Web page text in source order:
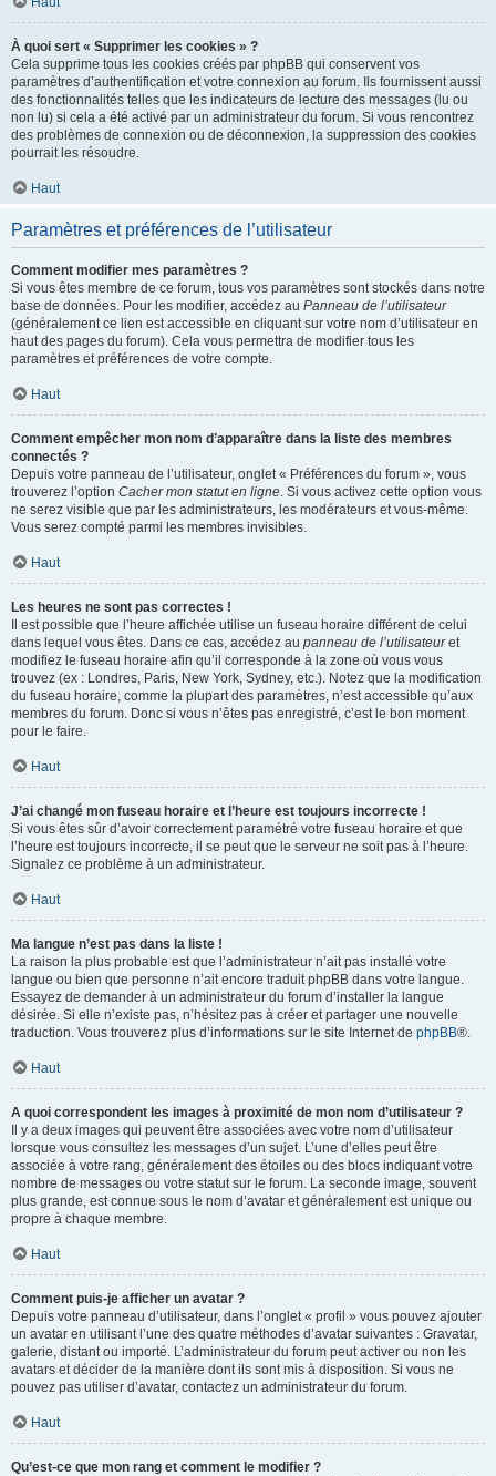
À quoi sert « Supprimer les cookies » ?
Cela supprime tous les cookies créés par phpBB qui conservent vos
paramètres d’authentification et votre connexion au forum. Ils fournissent aussi
des fonctionnalités telles que les indicateurs de lecture des messages (lu ou
non lu) si cela a été activé par un administrateur du forum. Si vous rencontrez
des problèmes de connexion ou de déconnexion, la suppression des cookies
pourrait les résoudre.
Haut
Paramètres et préférences de l’utilisateur
Comment modifier mes paramètres ?
Si vous êtes membre de ce forum, tous vos paramètres sont stockés dans notre
base de données. Pour les modifier, accédez au Panneau de l’utilisateur
(généralement ce lien est accessible en cliquant sur votre nom d’utilisateur en
haut des pages du forum). Cela vous permettra de modifier tous les
paramètres et préférences de votre compte.
Haut
Comment empêcher mon nom d’apparaître dans la liste des membres
connectés ?
Depuis votre panneau de l’utilisateur, onglet « Préférences du forum », vous
trouverez l’option Cacher mon statut en ligne. Si vous activez cette option vous
ne serez visible que par les administrateurs, les modérateurs et vous-même.
Vous serez compté parmi les membres invisibles.
Haut
Les heures ne sont pas correctes !
Il est possible que l’heure affichée utilise un fuseau horaire différent de celui
dans lequel vous êtes. Dans ce cas, accédez au panneau de l’utilisateuret
modifiez le fuseau horaire afin qu’il corresponde à la zone où vous vous
trouvez (ex : Londres, Paris, New York, Sydney, etc.). Notez que la modification
du fuseau horaire, comme la plupart des paramètres, n’est accessible qu’aux
membres du forum. Donc si vous n’êtes pas enregistré, c’est le bon moment
pour le faire.
Haut
J’ai changé mon fuseau horaire et l’heure est toujours incorrecte !
Si vous êtes sûr d’avoir correctement paramétré votre fuseau horaire et que
l’heure est toujours incorrecte, il se peut que le serveur ne soit pas à l’heure.
Signalez ce problème à un administrateur.
Haut
Ma langue n’est pas dans la liste !
La raison la plus probable est que l’administrateur n’ait pas installé votre
langue ou bien que personne n’ait encore traduit phpBB dans votre langue.
Essayez de demander à un administrateur du forum d’installer la langue
désirée. Si elle n’existe pas, n’hésitez pas à créer et partager une nouvelle
traduction. Vous trouverez plus d’informations sur le site Internet de phpBB®.
Haut
A quoi correspondent les images à proximité de mon nom d’utilisateur ?
Il y a deux images qui peuvent être associées avec votre nom d’utilisateur
lorsque vous consultez les messages d’un sujet. L’une d’elles peut être
associée à votre rang, généralement des étoiles ou des blocs indiquant votre
nombre de messages ou votre statut sur le forum. La seconde image, souvent
plus grande, est connue sous le nom d’avatar et généralement est unique ou
propre à chaque membre.
Haut
Comment puis-je afficher un avatar ?
Depuis votre panneau d’utilisateur, dans l’onglet « profil » vous pouvez ajouter
un avatar en utilisant l’une des quatre méthodes d’avatar suivantes : Gravatar,
galerie, distant ou importé. L’administrateur du forum peut activer ou non les
avatars et décider de la manière dont ils sont mis à disposition. Si vous ne
pouvez pas utiliser d’avatar, contactez un administrateur du forum.
Haut
Qu’est-ce que mon rang et comment le modifier ?